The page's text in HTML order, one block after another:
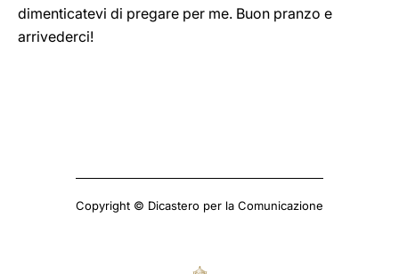
dimenticatevi di pregare per me. Buon pranzo e
arrivederci!
Copyright © Dicastero per la Comunicazione